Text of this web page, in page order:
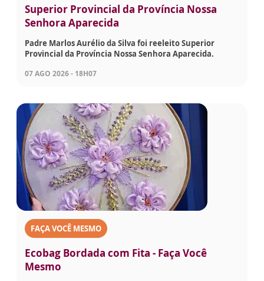
Superior Provincial da Província Nossa
Senhora Aparecida
Padre Marlos Aurélio da Silva foi reeleito Superior
Provincial da Província Nossa Senhora Aparecida.
07 AGO 2026 - 18H07
FAÇA VOCÊ MESMO
Ecobag Bordada com Fita - Faça Você
Mesmo